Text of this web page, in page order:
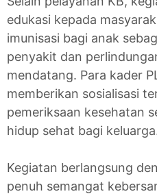
edukasi kepada
imunisasi bagi anak
penyakit dan
mendatang. Para kader
memberikan sosialisasi
pemeriksaan kesehatan
hidup sehat bagi
Kegiatan berlangsung
penuh semangat